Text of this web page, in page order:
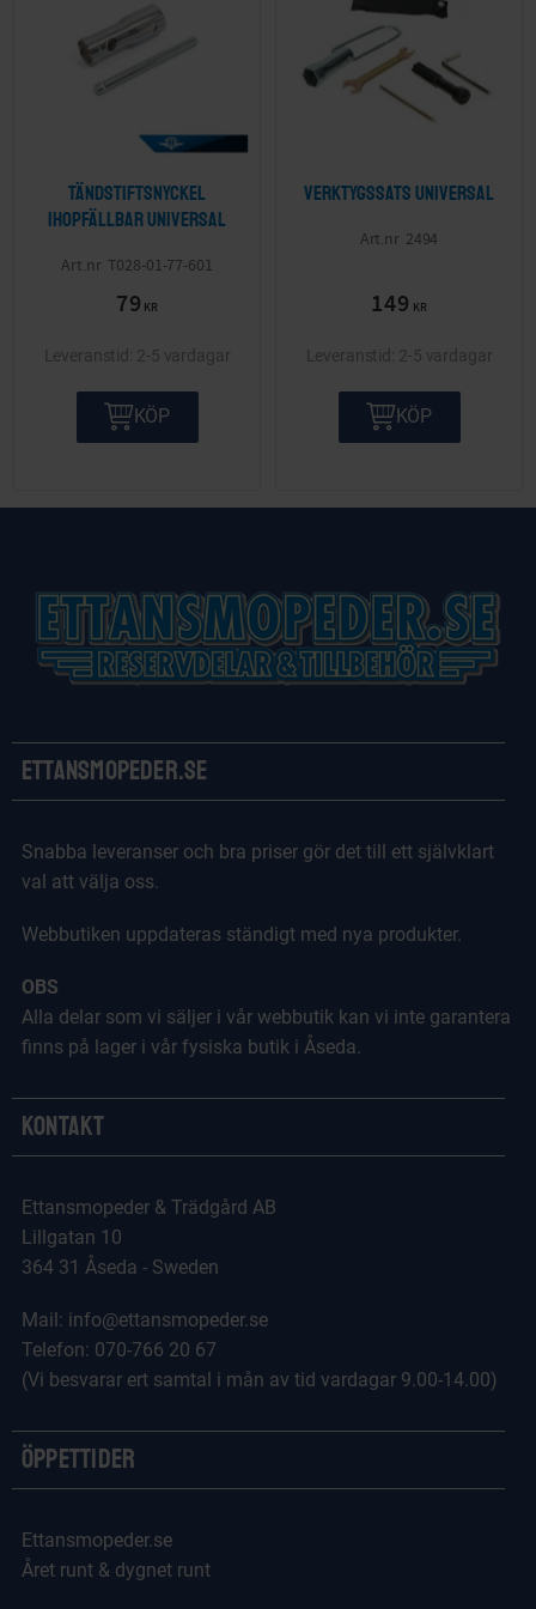
Tändstiftsnyckel
ihopfällbar Universal
T028-01-77-601
79 KR
2-5 vardagar
KÖP
Verktygssats Universal
2494
149 KR
2-5 vardagar
KÖP
Ettansmopeder.se
Snabba leveranser och bra priser gör det till ett självklart
val att välja oss.
Webbutiken uppdateras ständigt med nya produkter.
OBS
Alla delar som vi säljer i vår webbutik kan vi inte garantera
finns på lager i vår fysiska butik i Åseda.
Kontakt
Ettansmopeder & Trädgård AB
Lillgatan 10
364 31 Åseda - Sweden
Mail: info@ettansmopeder.se
Telefon: 070-766 20 67
(Vi besvarar ert samtal i mån av tid vardagar 9.00-14.00)
Öppettider
Ettansmopeder.se
Året runt & dygnet runt